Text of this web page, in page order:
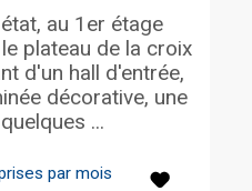
par mois
au 1er étage
plateau de la croix
d'un hall d'entrée,
décorative, une
...